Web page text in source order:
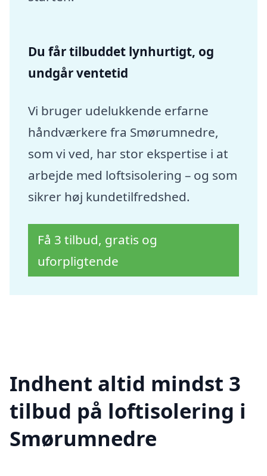
Du får tilbuddet lynhurtigt, og
undgår ventetid
Vi bruger udelukkende erfarne
håndværkere fra Smørumnedre,
som vi ved, har stor ekspertise i at
arbejde med loftsisolering – og som
sikrer høj kundetilfredshed.
Få 3 tilbud, gratis og
uforpligtende
Indhent altid mindst 3
tilbud på loftisolering i
Smørumnedre